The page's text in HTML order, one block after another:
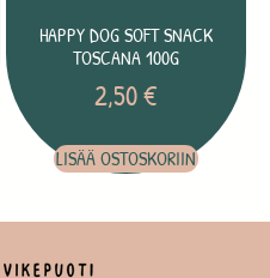
HAPPY DOG SOFT SNACK
TOSCANA 100G
2,50€
LISÄÄ OSTOSKORIIN